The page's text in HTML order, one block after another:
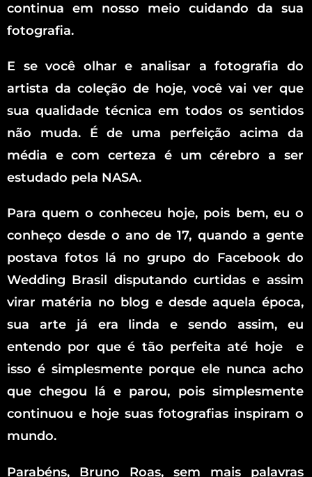
continua em nosso meio cuidando da sua
fotografia.
E se você olhar e analisar a fotografia do
artista da coleção de hoje, você vai ver que
sua qualidade técnica em todos os sentidos
não muda. É de uma perfeição acima da
média e com certeza é um cérebro a ser
estudado pela NASA.
Para quem o conheceu hoje, pois bem, eu o
conheço desde o ano de 17, quando a gente
postava fotos lá no grupo do Facebook do
Wedding Brasil disputando curtidas e assim
virar matéria no blog e desde aquela época,
sua arte já era linda e sendo assim, eu
entendo por que é tão perfeita até hoje e
isso é simplesmente porque ele nunca acho
que chegou lá e parou, pois simplesmente
continuou e hoje suas fotografias inspiram o
mundo.
Parabéns, Bruno Roas, sem mais palavras